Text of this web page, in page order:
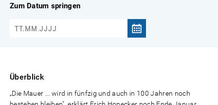
Zum Datum springen
Überblick
„Die Mauer ... wird in fünfzig und auch in 100 Jahren noch